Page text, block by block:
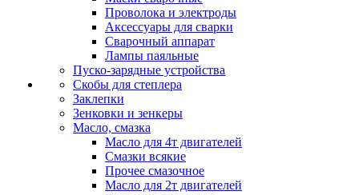
Проволока и электроды
Аксессуары для сварки
Сварочный аппарат
Лампы паяльные
Пуско-зарядные устройства
Скобы для степлера
Заклепки
Зенковки и зенкеры
Масло, смазка
Масло для 4т двигателей
Смазки всякие
Прочее смазочное
Масло для 2т двигателей